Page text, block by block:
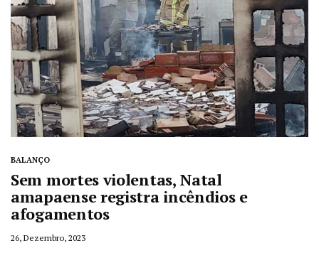
BALANÇO
Sem mortes violentas, Natal
amapaense registra incêndios e
afogamentos
26, Dezembro, 2023